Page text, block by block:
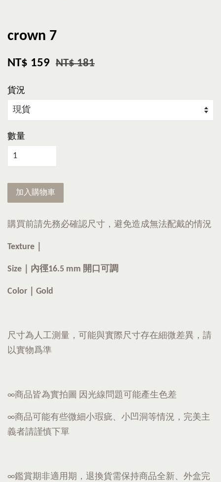
crown 7
NT$ 159 NT$ 181
貨況
數量
加入購物車
購買前請先務必確認尺寸，避免造成無法配戴的情況
Texture｜
Size｜內徑16.5 mm 開口可調
Color｜Gold
尺寸為人工測量，可能與實際尺寸存在細微差異，請
以實物爲準
∞商品皆為實拍圖 因光線問題可能產生色差
∞商品可能有些微細小瑕疵、小凹洞等情況，完美主
義者請謹慎下單
∞鑑賞期非適用期，退換貨需保持商品全新、外盒完